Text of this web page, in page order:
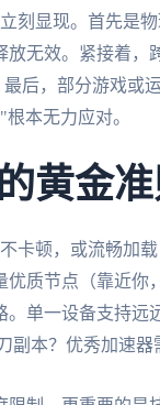
刻显现。首先是
无效。紧接着，
后，部分游戏或
本无力应对。
黄金准
卡顿，或流畅加
质节点（靠近你
单一设备支持远
副本？优秀加速